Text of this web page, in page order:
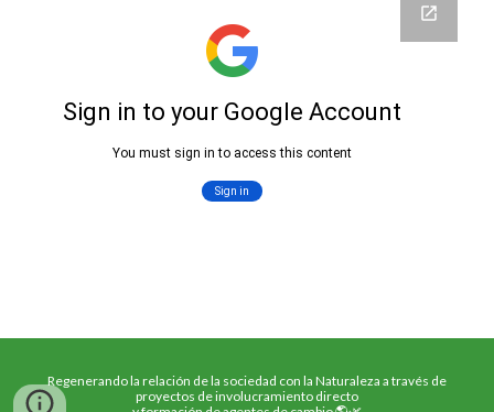
Regenerando la relación de la sociedad con la Naturaleza a través de
proyectos de involucramiento directo